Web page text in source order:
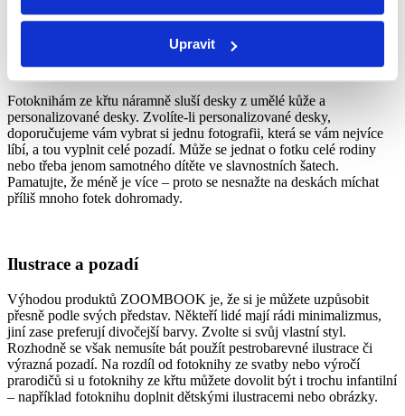
Upravit
Desky fotoknihy ze křtu
Fotoknihám ze křtu náramně sluší desky z umělé kůže a
personalizované desky. Zvolíte-li personalizované desky,
doporučujeme vám vybrat si jednu fotografii, která se vám nejvíce
líbí, a tou vyplnit celé pozadí. Může se jednat o fotku celé rodiny
nebo třeba jenom samotného dítěte ve slavnostních šatech.
Pamatujte, že méně je více – proto se nesnažte na deskách míchat
příliš mnoho fotek dohromady.
Ilustrace a pozadí
Výhodou produktů ZOOMBOOK je, že si je můžete uzpůsobit
přesně podle svých představ. Někteří lidé mají rádi minimalizmus,
jiní zase preferují divočejší barvy. Zvolte si svůj vlastní styl.
Rozhodně se však nemusíte bát použít pestrobarevné ilustrace či
výrazná pozadí. Na rozdíl od fotoknihy ze svatby nebo výročí
prarodičů si u fotoknihy ze křtu můžete dovolit být i trochu infantilní
– například fotoknihu doplnit dětskými ilustracemi nebo obrázky.